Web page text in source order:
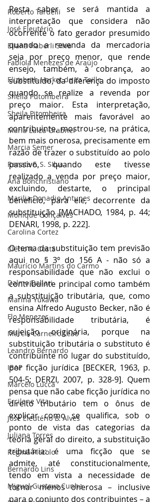
Roberto Tardelli
José Eleutério
Eliana Haberli Silva
Fabíola Menezes de Araújo
Elizabeth Harkot de La Taille
Sheila Putombeira
Sheila Pitombeira
Maria Luiza Grabner
Marcia Semer
Renata F. S. SIlva
Ana Bonchristiano
Marilia Donadio Antunes
Monique Gonçalves
Carolina Cortez
Clério R. Costa
Maurício Martins do Carmo
Dalmo Dallari
Marina Yukawa
Flo Menezes
Márcia Carneiro Leão
Leandro Bernardo
IBAP
Marcelo Lucca
Ercilene Vita
José Eleutério B. Alves
Juliana Torres
Regina Piccolo
Bernardo Lins
Miguel Gustavo Cunha
Resta saber se será mantida a
interpretação que considera não
ocorrente o fato gerador presumido
quando a revenda da mercadoria
seja por preço menor, que rende
ensejo, também, à cobrança, ao
substituído, da diferença do imposto
quando se realize a revenda por
preço maior. Esta interpretação,
aparentemente mais favorável ao
contribuinte, mostrou-se, na prática,
bem mais onerosa, precisamente em
razão de trazer o substituído ao polo
passivo, quando este tivesse
realizado a venda por preço maior,
excluindo, destarte, o principal
benefício, para ele, decorrente da
substituição [MACHADO, 1984, p. 44;
DENARI, 1998, p. 222].
O tema da substituição tem previsão
aqui no § 3º do 156 A - não só a
responsabilidade que não exclui o
contribuinte principal como também
a substituição tributária, que, como
ensina Alfredo Augusto Becker, não é
responsabilidade tributária, é
sujeição originária, porque na
substituição tributária o substituto é
contribuinte no lugar do substituído,
por ficção jurídica [BECKER, 1963, p.
504-5; DERZI, 2007, p. 328-9]. Quem
pensa que não cabe ficção jurídica no
direito tributário tem o ônus de
explicar como se qualifica, sob o
ponto de vista das categorias da
teoria geral do direito, a substituição
tributária: é uma ficção que se
admite, até constitucionalmente,
tendo em vista a necessidade de
tornar menos onerosa – inclusive
para o conjunto dos contribuintes – a